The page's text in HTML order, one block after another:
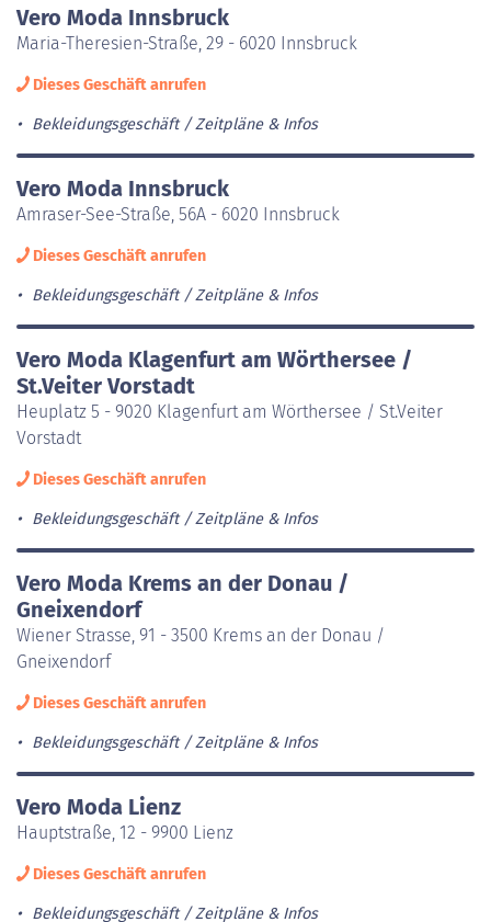
Vero Moda Innsbruck
Maria-Theresien-Straße, 29 - 6020 Innsbruck
Dieses Geschäft anrufen
Bekleidungsgeschäft Zeitpläne & Infos
Vero Moda Innsbruck
Amraser-See-Straße, 56A - 6020 Innsbruck
Dieses Geschäft anrufen
Bekleidungsgeschäft Zeitpläne & Infos
Vero Moda Klagenfurt am Wörthersee /
St.Veiter Vorstadt
Heuplatz 5 - 9020 Klagenfurt am Wörthersee / St.Veiter
Vorstadt
Dieses Geschäft anrufen
Bekleidungsgeschäft Zeitpläne & Infos
Vero Moda Krems an der Donau /
Gneixendorf
Wiener Strasse, 91 - 3500 Krems an der Donau /
Gneixendorf
Dieses Geschäft anrufen
Bekleidungsgeschäft Zeitpläne & Infos
Vero Moda Lienz
Hauptstraße, 12 - 9900 Lienz
Dieses Geschäft anrufen
Bekleidungsgeschäft Zeitpläne & Infos